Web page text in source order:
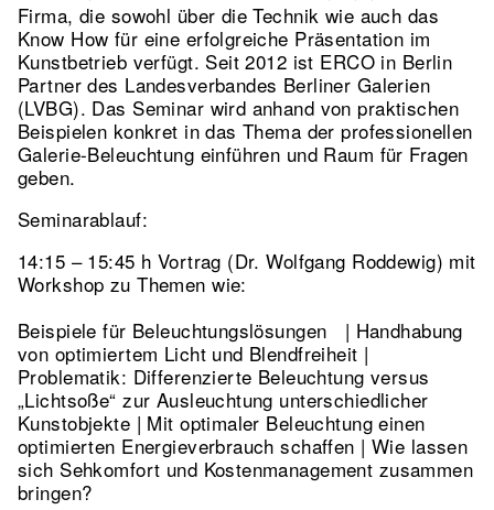
Firma, die sowohl über die Technik wie auch das
Know How für eine erfolgreiche Präsentation im
Kunstbetrieb verfügt. Seit 2012 ist ERCO in Berlin
Partner des Landesverbandes Berliner Galerien
(LVBG). Das Seminar wird anhand von praktischen
Beispielen konkret in das Thema der professionellen
Galerie-Beleuchtung einführen und Raum für Fragen
geben.
Seminarablauf:
14:15 – 15:45 h Vortrag (Dr. Wolfgang Roddewig) mit
Workshop zu Themen wie:
Beispiele für Beleuchtungslösungen | Handhabung
von optimiertem Licht und Blendfreiheit |
Problematik: Differenzierte Beleuchtung versus
„Lichtsoße“ zur Ausleuchtung unterschiedlicher
Kunstobjekte | Mit optimaler Beleuchtung einen
optimierten Energieverbrauch schaffen | Wie lassen
sich Sehkomfort und Kostenmanagement zusammen
bringen?